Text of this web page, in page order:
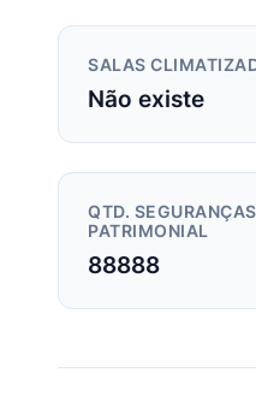
SALAS
Não existe
QTD.
PATRIMONIAL
88888